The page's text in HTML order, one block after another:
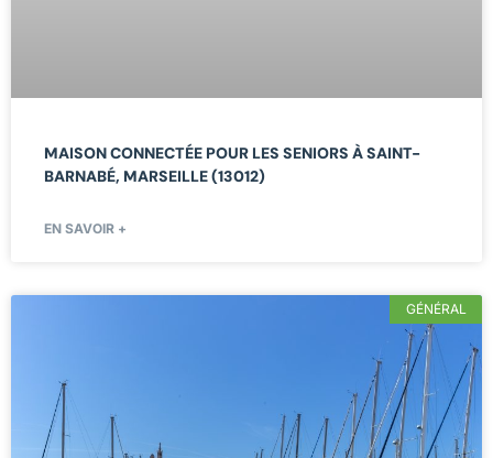
MAISON CONNECTÉE POUR LES SENIORS À SAINT-
BARNABÉ, MARSEILLE (13012)
EN SAVOIR +
GÉNÉRAL